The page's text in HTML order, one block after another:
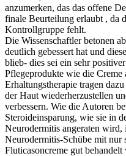
anzumerken, das das offene
finale Beurteilung erlaubt , da
Kontrollgruppe fehlt.
Die Wissenschaftler betonen
deutlich gebessert hat und
blieb- dies sei ein sehr
Pflegeprodukte wie die Creme
Erhaltungstherapie tragen
der Haut wiederherzustellen
verbessern. Wie die Autoren
Steroideinsparung, wie sie in
Neurodermitis angeraten wird,
Neurodermitis-Schübe mit nur
Fluticasoncreme gut behandelt